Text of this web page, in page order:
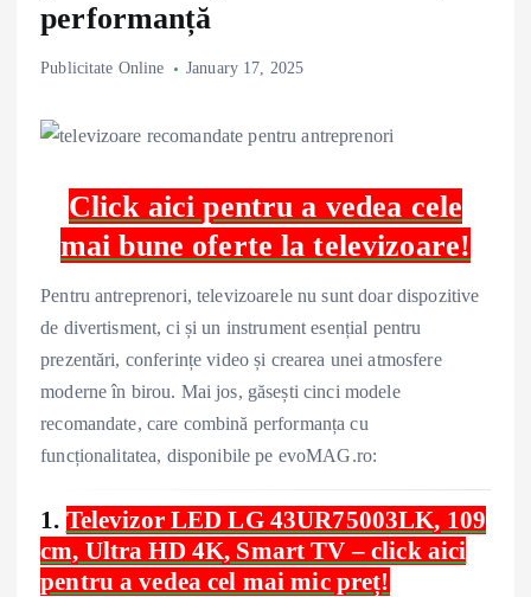
performanță
Publicitate Online January 17, 2025
Click aici pentru a vedea cele
mai bune oferte la televizoare!
Pentru antreprenori, televizoarele nu sunt doar dispozitive
de divertisment, ci și un instrument esențial pentru
prezentări, conferințe video și crearea unei atmosfere
moderne în birou. Mai jos, găsești cinci modele
recomandate, care combină performanța cu
funcționalitatea, disponibile pe evoMAG.ro:
1. Televizor LED LG 43UR75003LK, 109
cm, Ultra HD 4K, Smart TV – click aici
pentru a vedea cel mai mic preț!